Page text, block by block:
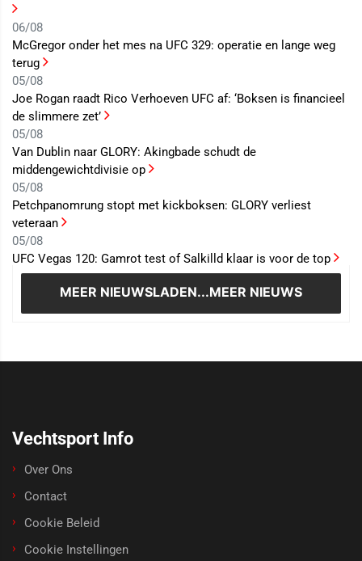
06/08
McGregor onder het mes na UFC 329: operatie en lange weg
terug
05/08
Joe Rogan raadt Rico Verhoeven UFC af: ‘Boksen is financieel
de slimmere zet’
05/08
Van Dublin naar GLORY: Akingbade schudt de
middengewichtdivisie op
05/08
Petchpanomrung stopt met kickboksen: GLORY verliest
veteraan
05/08
UFC Vegas 120: Gamrot test of Salkilld klaar is voor de top
MEER NIEUWSLADEN...MEER NIEUWS
Vechtsport Info
Over Ons
Contact
Cookie Beleid
Cookie Instellingen